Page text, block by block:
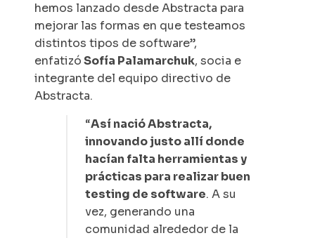
hemos lanzado desde Abstracta para
mejorar las formas en que testeamos
distintos tipos de software”,
enfatizóSofía Palamarchuk, socia e
integrante del equipo directivo de
Abstracta.
“Así nació Abstracta,
innovando justo allí donde
hacían falta herramientas y
prácticas para realizar buen
testing de software. A su
vez, generando una
comunidad alrededor de la